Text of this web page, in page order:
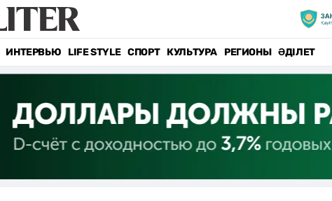
ИНТЕРВЬЮ LIFE STYLE СПОРТ КУЛЬТУРА РЕГИОНЫ ӘДІЛЕТ